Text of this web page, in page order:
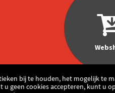
bij te houden, het mogelijk te
geen cookies accepteren, kunt u